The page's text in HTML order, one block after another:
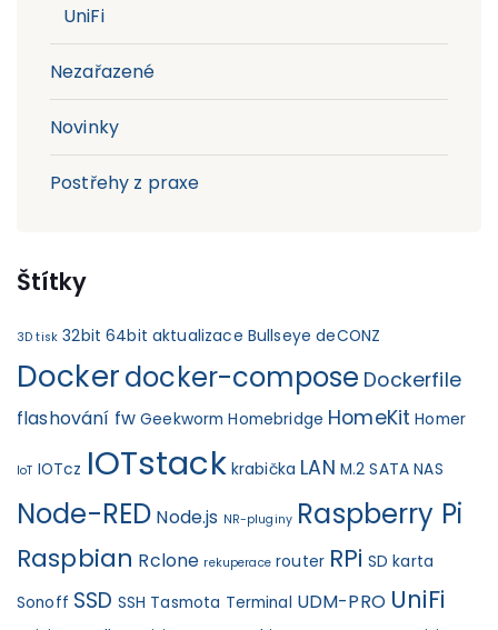
UniFi
Nezařazené
Novinky
Postřehy z praxe
Štítky
3D tisk 32bit 64bit aktualizace Bullseye deCONZ
Dockerdocker-compose Dockerfile
flashování fw Geekworm Homebridge HomeKit Homer
IoT IOTcz IOTstack krabička LAN M.2 SATA NAS
Node-RED Node.js NR-pluginy Raspberry Pi
Raspbian Rclone rekuperace router RPi SD karta
Sonoff SSD SSH Tasmota Terminal UDM-PRO UniFi